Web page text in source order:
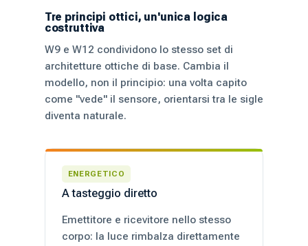
Tre principi ottici, un'unica logica
costruttiva
W9 e W12 condividono lo stesso set di
architetture ottiche di base. Cambia il
modello, non il principio: una volta capito
come "vede" il sensore, orientarsi tra le sigle
diventa naturale.
ENERGETICO
A tasteggio diretto
Emettitore e ricevitore nello stesso
corpo: la luce rimbalza direttamente